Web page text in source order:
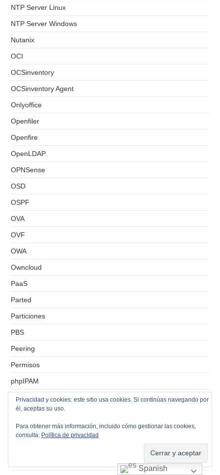
NTP Server Linux
NTP Server Windows
Nutanix
OCI
OCSinventory
OCSinventory Agent
Onlyoffice
Openfiler
Openfire
OpenLDAP
OPNSense
OSD
OSPF
OVA
OVF
OWA
Owncloud
PaaS
Parted
Particiones
PBS
Peering
Permisos
phpIPAM
Pi-hole
pidgin
POP3
Spanish
Privacidad y cookies: este sitio usa cookies. Si continúas navegando por
él, aceptas su uso.
Para obtener más información, incluido cómo gestionar las cookies,
consulta: Política de privacidad